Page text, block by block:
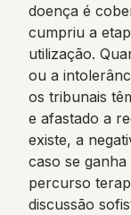
doença é
cumpriu a
utilização.
ou a
os tribunais
e afastado a
existe, a
caso se
percurso
discussão